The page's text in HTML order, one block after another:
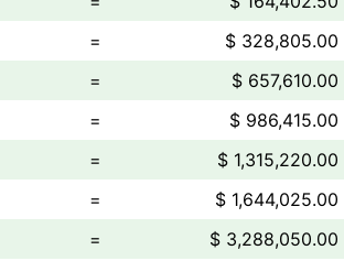
=
$ 328,805.00
=
$ 657,610.00
=
$ 986,415.00
=
$ 1,315,220.00
=
$ 1,644,025.00
= $ 3,288,050.00